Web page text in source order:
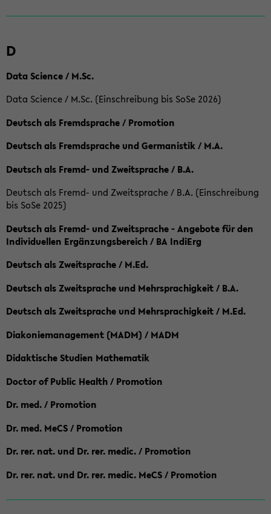
D
Data Science / M.Sc.
Data Science / M.Sc. (Einschreibung bis SoSe 2026)
Deutsch als Fremdsprache / Promotion
Deutsch als Fremdsprache und Germanistik / M.A.
Deutsch als Fremd- und Zweitsprache / B.A.
Deutsch als Fremd- und Zweitsprache / B.A. (Einschreibung
bis SoSe 2025)
Deutsch als Fremd- und Zweitsprache - Angebote für den
Individuellen Ergänzungsbereich / BA IndiErg
Deutsch als Zweitsprache / M.Ed.
Deutsch als Zweitsprache und Mehrsprachigkeit / B.A.
Deutsch als Zweitsprache und Mehrsprachigkeit / M.Ed.
Diakoniemanagement (MADM) / MADM
Didaktische Studien Mathematik
Doctor of Public Health / Promotion
Dr. med. / Promotion
Dr. med. MeCS / Promotion
Dr. rer. nat. und Dr. rer. medic. / Promotion
Dr. rer. nat. und Dr. rer. medic. MeCS / Promotion